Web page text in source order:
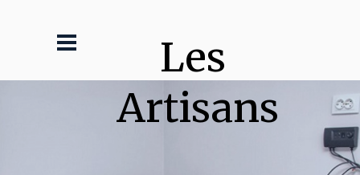
Les
Artisans